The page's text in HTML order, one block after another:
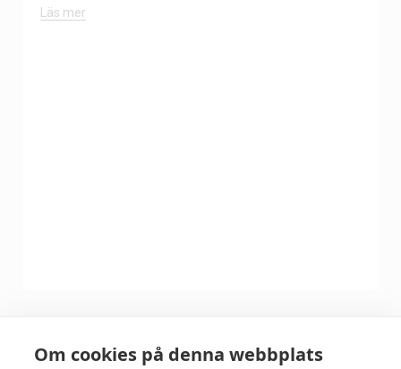
Om cookies på denna webbplats
Läs mer